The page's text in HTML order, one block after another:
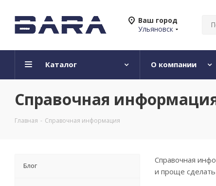
Ваш город
Ульяновск
Каталог О компании
Справочная
Главная - Справочная информация
Справочная
и проще
Блог